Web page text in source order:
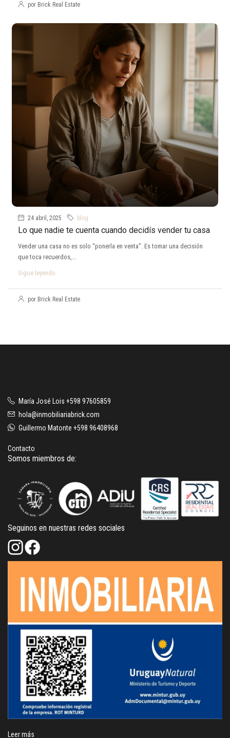
por Brick Real Estate
24 abril, 2025 blog
Lo que nadie te cuenta cuando decidís vender tu casa
Vender una casa no es solo “ponerla en venta”. Es tomar una decisión
que toca recuerdos,...
Sigue leyendo
por Brick Real Estate
María José Lois +598 97605859
hola@inmobiliariabrick.com
Guillermo Matonte +598 96408968
Contacto
Somos miembros de:
Seguinos en nuestras redes sociales
Leer más